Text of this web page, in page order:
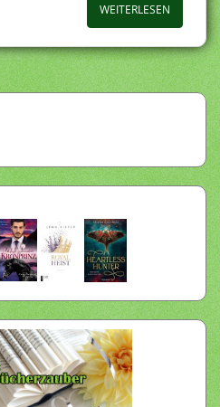
WEITERLESEN